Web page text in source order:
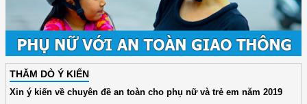
THĂM DÒ Ý KIẾN
Xin ý kiến về chuyên đề an toàn cho phụ nữ và trẻ em năm 2019